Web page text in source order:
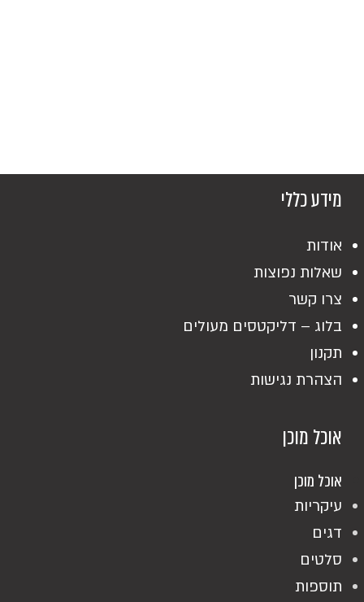
אוכל מוכן
אוכל מוכן
עיקריות
דגים
סלטים
תוספות
מידע כללי
אודות
שאלות נפוצות
צרו קשר
בלוג – דליקטסים מעולים
תקנון
הצהרת נגישות